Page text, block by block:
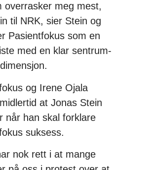
overrasker meg mest,
til NRK, sier Stein og
Pasientfokus som en
med en klar sentrum-
og Irene Ojala
at Jonas Stein
når han skal forklare
suksess.
nok rett i at mange